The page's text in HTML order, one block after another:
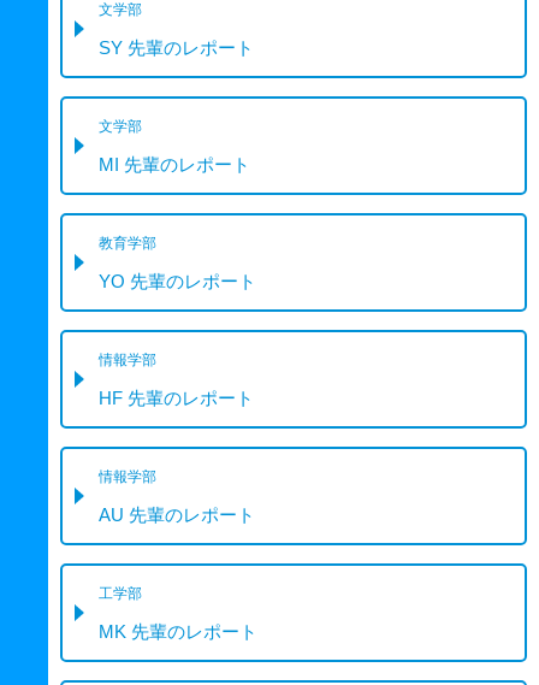
文学部
SY 先輩のレポート
文学部
MI 先輩のレポート
教育学部
YO 先輩のレポート
情報学部
HF 先輩のレポート
情報学部
AU 先輩のレポート
工学部
MK 先輩のレポート